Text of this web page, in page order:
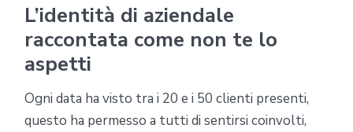
L’identità di aziendale
raccontata come non te lo
aspetti
Ogni data ha visto tra i 20 e i 50 clienti presenti,
questo ha permesso a tutti di sentirsi coinvolti,